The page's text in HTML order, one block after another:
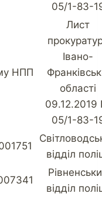
05/1-83-
НПП
Лист
Івано-
області
05/1-83-
відділ
відділ